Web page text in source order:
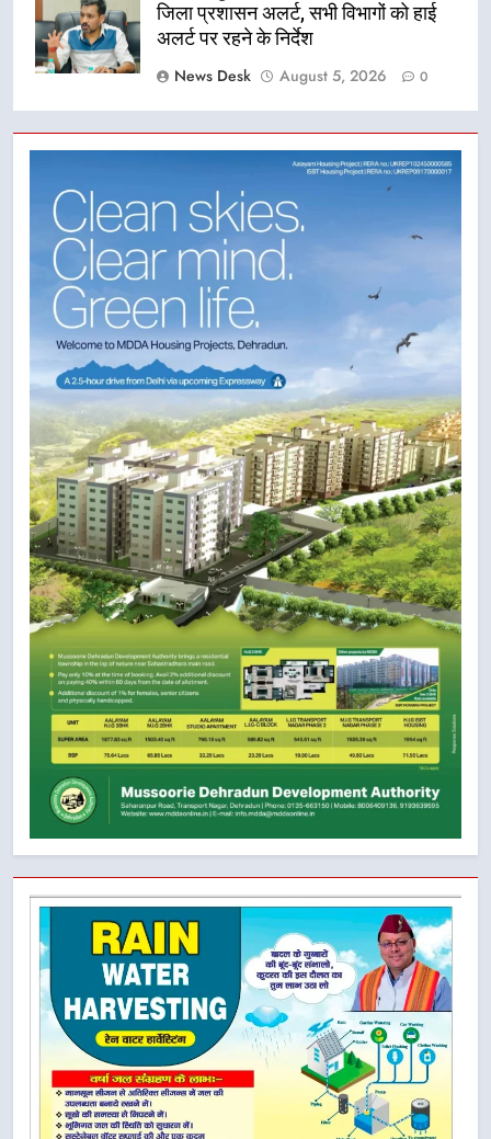
जिला प्रशासन अलर्ट, सभी विभागों को हाई
अलर्ट पर रहने के निर्देश
News Desk
August 5, 2026 0